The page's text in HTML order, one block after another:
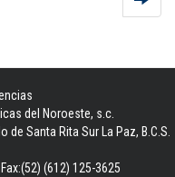
del Noroeste, s.c.
Santa Rita Sur La Paz, B.C.S.
(612) 125-3625